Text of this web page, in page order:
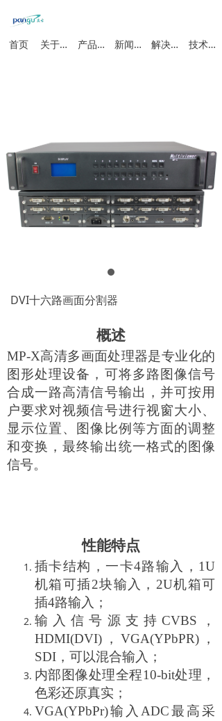
首页 关于我们 产品中心 新闻动态 解决方案 技术支持
概述
MP-X高清多画面处理器是专业化的
图形处理设备，可将多路图像信号
合成一路高清信号输出，并可按用
户要求对视频信号进行视窗大小、
显示位置、图像比例等方面的调整
和变换，最终输出统一格式的图像
信号。
性能特点
插卡结构，一卡4路输入，1U
机箱可插2块输入，2U机箱可
插4路输入；
输入信号源支持CVBS，
HDMI(DVI)，VGA(YPbPR)，
SDI，可以混合输入；
内部图像处理全程10-bit处理，
色彩还原真实；
VGA(YPbPr)输入ADC最高采
DVI十六路画面分割器